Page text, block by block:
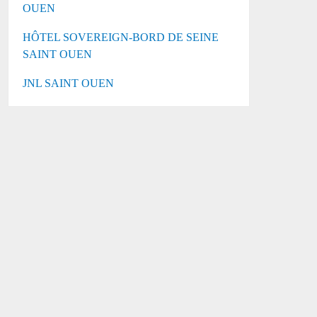
OUEN
HÔTEL SOVEREIGN-BORD DE SEINE
SAINT OUEN
JNL SAINT OUEN